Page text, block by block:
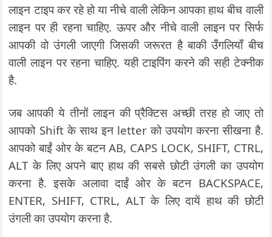
लाइन टाइप कर रहे हो या नीचे वाली लेकिन आपका हाथ बीच वाली
लाइन पर ही रहना चाहिए. ऊपर और नीचे वाली लाइन पर सिर्फ
आपकी वो उंगली जाएगी जिसकी जरूरत है बाकी उँगलियाँ बीच
वाली लाइन पर रहना चाहिए. यही टाइपिंग करने की सही टेक्नीक
है.
जब आपकी ये तीनों लाइन की प्रैक्टिस अच्छी तरह हो जाए तो
आपको Shift के साथ इन letter को उपयोग करना सीखना है.
आपको बाईं ओर के बटन AB, CAPS LOCK, SHIFT, CTRL,
ALT के लिए अपने बाए हाथ की सबसे छोटी उंगली का उपयोग
करना है. इसके अलावा दाईं ओर के बटन BACKSPACE,
ENTER, SHIFT, CTRL, ALT के लिए दायें हाथ की छोटी
उंगली का उपयोग करना है.